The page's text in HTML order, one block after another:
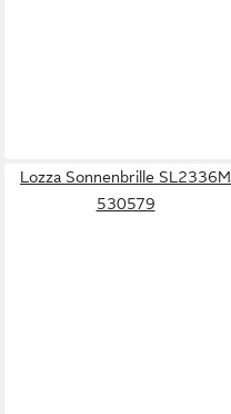
Lozza Sonnenbrille SL2336M
530579